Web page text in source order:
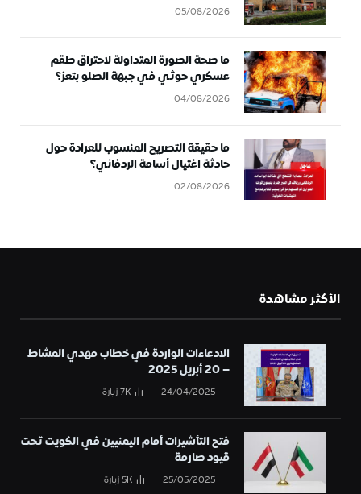
05/08/2026
ما صحة الصورة المتداولة لاحتراق طقم
عسكري حوثي في جبهة الصلو بتعز؟
04/08/2026
ما حقيقة التصريح المنسوب للعرادة حول
حادثة اغتيال أسامة الردفاني؟
02/08/2026
الأكثر مشاهدة
الادعاءات الواردة في خطاب مهدي المشاط
– 20 أبريل 2025
24/04/2025
7Kزيارة
فتح التأشيرات أمام اليمنيين في الكويت تحت
قيود صارمة
25/05/2025
5Kزيارة